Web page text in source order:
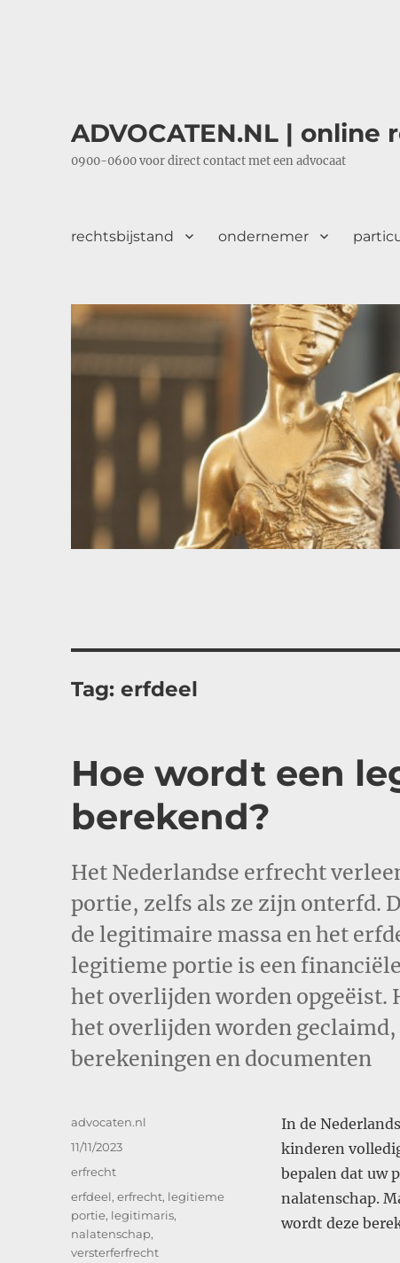
ADVOCATEN.NL |
0900-0600 voor direct contact met een advocaat
rechtsbijstand ondernemer
Tag:erfdeel
Hoe wordt een
berekend?
Het Nederlandse erfrecht
portie, zelfs als ze zijn onterfd.
de legitimaire massa en het
legitieme portie is een
het overlijden worden opgeëist.
het overlijden worden geclaimd,
berekeningen en documenten
In de
kinderen
bepalen dat uw
nalatenschap.
wordt deze
Auteur
advocaten.nl
Geplaatst
op
11/11/2023
Categorieën
erfrecht
Tags
erfdeel,erfrecht, legitieme
portie, legitimaris,
nalatenschap,
versterferfrecht